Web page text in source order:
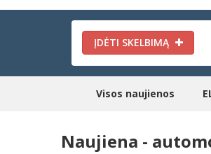
ĮDĖTI SKELBIMĄ
Visos naujienos
Naujiena -